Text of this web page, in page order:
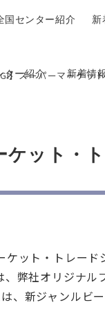
ター紹介 新着情
国センター紹介 新
】スーパーマーケッ
ケット・
ット・トレー
弊社オリジナル
、新ジャンルビ